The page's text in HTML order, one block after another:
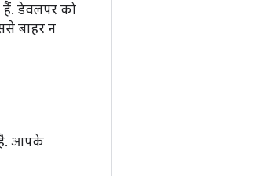
हैं. डेवलपर को
बाहर न
है. आपके